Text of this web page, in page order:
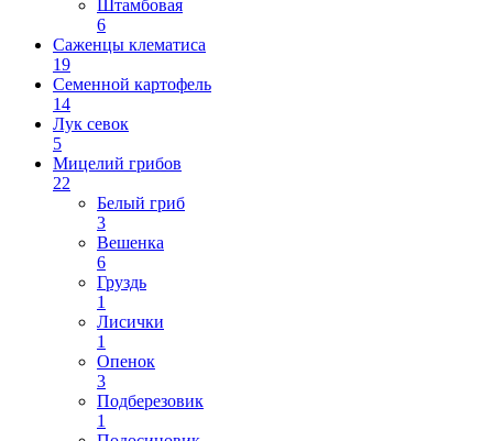
Штамбовая
6
Саженцы клематиса
19
Семенной картофель
14
Лук севок
5
Мицелий грибов
22
Белый гриб
3
Вешенка
6
Груздь
1
Лисички
1
Опенок
3
Подберезовик
1